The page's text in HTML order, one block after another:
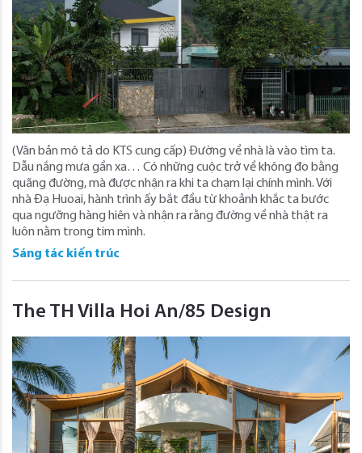
(Văn bản mô tả do KTS cung cấp) Đường về nhà là vào tìm ta.
Dẫu nắng mưa gần xa… Có những cuộc trở về không đo bằng
quãng đường, mà được nhận ra khi ta chạm lại chính mình. Với
nhà Đạ Huoai, hành trình ấy bắt đầu từ khoảnh khắc ta bước
qua ngưỡng hàng hiên và nhận ra rằng đường về nhà thật ra
luôn nằm trong tim mình.
Sáng tác kiến trúc
The TH Villa Hoi An/85 Design